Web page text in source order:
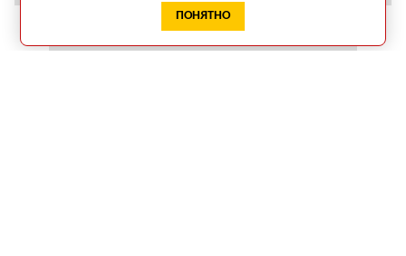
ПОНЯТНО